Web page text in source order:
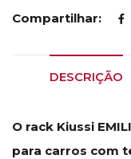
Compartilhar:
DESCRIÇÃO
O rack Kiussi
para carros com